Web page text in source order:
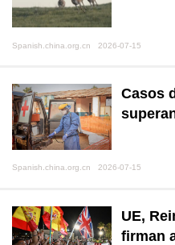
Spanish.china.org.cn 2026-07-15
Casos
Spanish.china.org.cn 2026-07-15
UE,
firman